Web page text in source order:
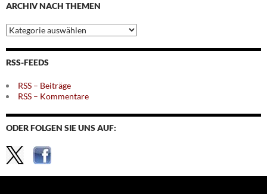
ARCHIV NACH THEMEN
Archiv
nach
Themen
RSS-FEEDS
RSS – Beiträge
RSS – Kommentare
ODER FOLGEN SIE UNS AUF: